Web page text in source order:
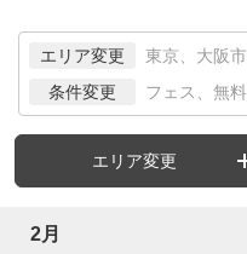
エリア変更 東京、大阪市
条件変更 フェス、無
エリア変更
2月